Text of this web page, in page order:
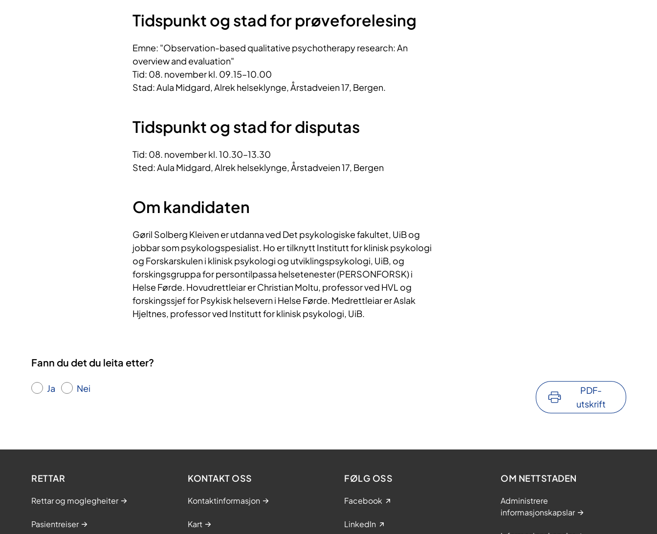
Tidspunkt og stad for prøveforelesing
Emne: "Observation-based qualitative psychotherapy research: An
overview and evaluation"
Tid: 08. november kl. 09.15–10.00
Stad: Aula Midgard, Alrek helseklynge, Årstadveien 17, Bergen.
Tidspunkt og stad for disputas
Tid: 08. november kl. 10.30–13.30
Sted: Aula Midgard, Alrek helseklynge, Årstadveien 17, Bergen
Om kandidaten
Gøril Solberg Kleiven er utdanna ved Det psykologiske fakultet, UiB og
jobbar som psykologspesialist. Ho er tilknytt Institutt for klinisk psykologi
og Forskarskulen i klinisk psykologi og utviklingspsykologi, UiB, og
forskingsgruppa for persontilpassa helsetenester (PERSONFORSK) i
Helse Førde. Hovudrettleiar er Christian Moltu, professor ved HVL og
forskingssjef for Psykisk helsevern i Helse Førde. Medrettleiar er Aslak
Hjeltnes, professor ved Institutt for klinisk psykologi, UiB.
Fann du det du leita etter?
Ja Nei
PDF-
utskrift
RETTAR
Rettar og moglegheiter
Pasientreiser
KONTAKT OSS
Kontaktinformasjon
Kart
FØLG OSS
Facebook
LinkedIn
OM NETTSTADEN
Administrere
informasjonskapslar